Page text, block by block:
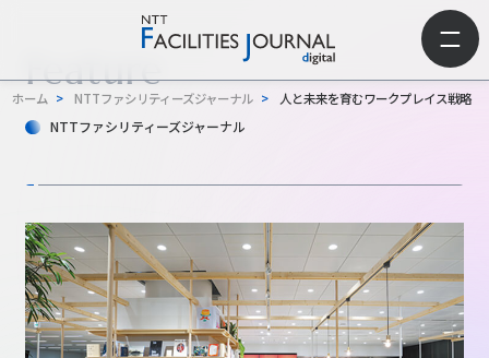
ホーム > NTTファシリティーズジャーナル > 人と未来を育むワークプレイス戦略
Feature
NTTファシリティーズジャーナル